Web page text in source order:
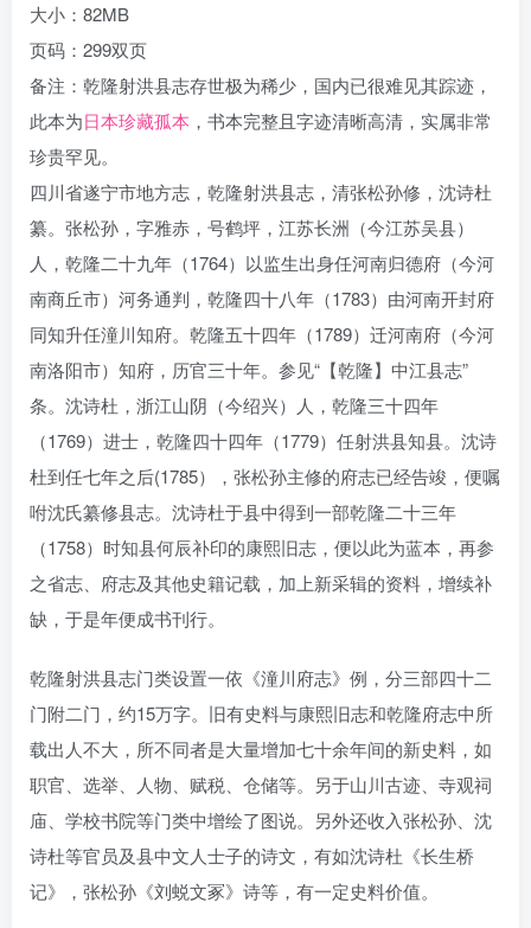
大小：82MB
页码：299双页
备注：乾隆射洪县志存世极为稀少，国内已很难见其踪迹，
此本为日本珍藏孤本 ，书本完整且字迹清晰高清，实属非常
珍贵罕见。
四川省遂宁市地方志，乾隆射洪县志，清张松孙修，沈诗杜
纂。张松孙，字雅赤，号鹤坪，江苏长洲（今江苏吴县）
人，乾隆二十九年（1764）以监生出身任河南归德府（今河
南商丘市）河务通判，乾隆四十八年（1783）由河南开封府
同知升任潼川知府。乾隆五十四年（1789）迁河南府（今河
南洛阳市）知府，历官三十年。参见“【乾隆】中江县志”
条。沈诗杜，浙江山阴（今绍兴）人，乾隆三十四年
（1769）进士，乾隆四十四年（1779）任射洪县知县。沈诗
杜到任七年之后(1785），张松孙主修的府志已经告竣，便嘱
咐沈氏纂修县志。沈诗杜于县中得到一部乾隆二十三年
（1758）时知县何辰补印的康熙旧志，便以此为蓝本，再参
之省志、府志及其他史籍记载，加上新采辑的资料，增续补
缺，于是年便成书刊行。
乾隆射洪县志门类设置一依《潼川府志》例，分三部四十二
门附二门，约15万字。旧有史料与康熙旧志和乾隆府志中所
载出人不大，所不同者是大量增加七十余年间的新史料，如
职官、选举、人物、赋税、仓储等。另于山川古迹、寺观祠
庙、学校书院等门类中增绘了图说。另外还收入张松孙、沈
诗杜等官员及县中文人士子的诗文，有如沈诗杜《长生桥
记》，张松孙《刘蜕文冢》诗等，有一定史料价值。